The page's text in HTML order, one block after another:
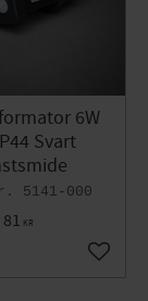
6W
Svart
5141-000
81 KR
Lägg